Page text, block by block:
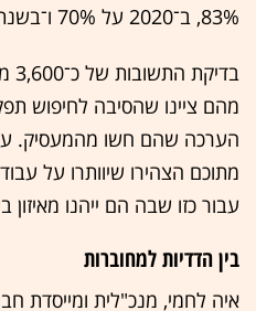
83%, ב־2020 על 70% ו־בשנת 2019 עד 60%.
מהם ציינו שהסיבה לחיפוש
עבור כזו שבה הם ייהנו מאיזון
בין הדדיות למחוברות